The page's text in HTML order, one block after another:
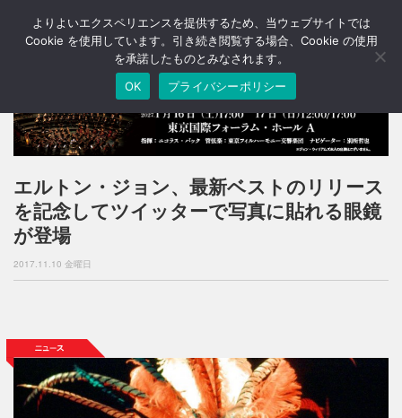
T
o
a
v
g
a
n
エルトン・ジョン、最新ベストのリリース
を記念してツイッターで写真に貼れる眼鏡
が登場
2017.11.10 金曜日
よりよいエクスペリエンスを提供するため、当ウェブサイトでは
Cookie を使用しています。引き続き閲覧する場合、Cookie の使用
を承諾したものとみなされます。
OK
プライバシーポリシー